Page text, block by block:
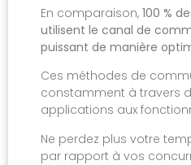
En comparaison, 100 %
utilisent le canal de
puissant de manière
Ces méthodes de
constamment à travers
applications aux
Ne perdez plus votre
par rapport à vos